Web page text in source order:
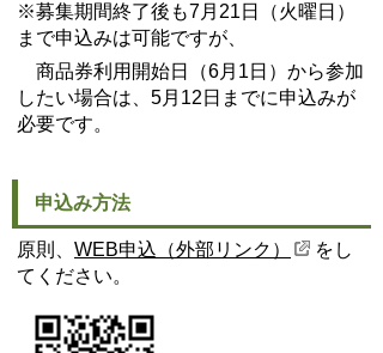
※募集期間終了後も7月21日（火曜日）
まで申込みは可能ですが、
商品券利用開始日（6月1日）から参加
したい場合は、5月12日までに申込みが
必要です。
申込み方法
原則、 WEB申込（外部リンク）
をし
てください。